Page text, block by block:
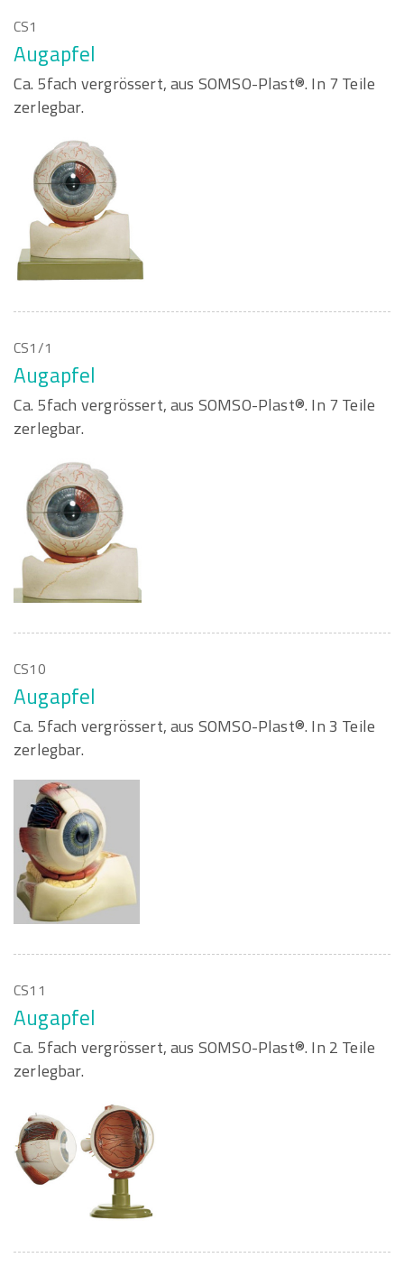
CS1
Augapfel
Ca. 5fach vergrössert, aus SOMSO-Plast®. In 7 Teile
zerlegbar.
CS1/1
Augapfel
Ca. 5fach vergrössert, aus SOMSO-Plast®. In 7 Teile
zerlegbar.
CS10
Augapfel
Ca. 5fach vergrössert, aus SOMSO-Plast®. In 3 Teile
zerlegbar.
CS11
Augapfel
Ca. 5fach vergrössert, aus SOMSO-Plast®. In 2 Teile
zerlegbar.